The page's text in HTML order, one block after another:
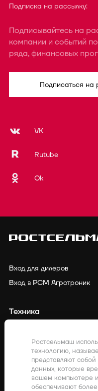
Подписка на рассылку:
Подписывайтесь на
компании и событий
ряда, финансовых
Подписаться на
VK
Rutube
Ok
Вход для дилеров
Вход в РСМ Агротроник
Техника
Точное земледелие
Закупки
Ростсельмаш
технологию,
представляют
данных, которые
вашем компьютере
обеспечивают